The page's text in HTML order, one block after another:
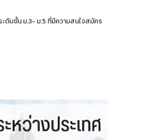
ดับชั้น ม.3- ม.5 ที่มีความสนใจสมัคร